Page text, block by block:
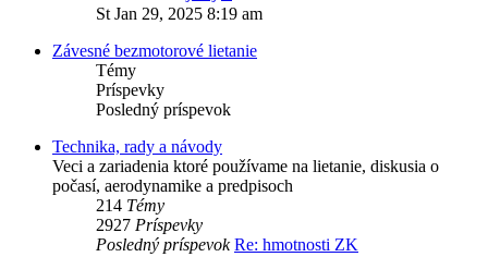
posledný
St Jan 29, 2025 8:19 am
Závesné bezmotorové lietanie
Témy
Príspevky
Posledný príspevok
Technika, rady a návody
Veci a zariadenia ktoré použí­vame na lietanie, diskusia o
počasí, aerodynamike a predpisoch
214 Témy
2927 Príspevky
Posledný príspevok Re: hmotnosti ZK